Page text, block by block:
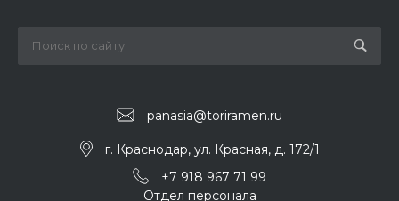
panasia@toriramen.ru
г. Краснодар, ул. Красная, д. 172/1
+7 918 967 71 99
Отдел персонала